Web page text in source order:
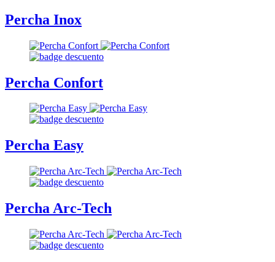
Percha Inox
Percha Confort
Percha Easy
Percha Arc-Tech